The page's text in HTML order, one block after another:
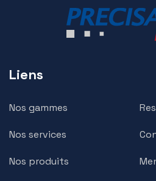
Liens
Nos gammes
Nos services
Nos produits